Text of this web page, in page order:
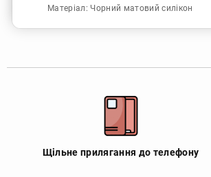
Матеріал: Чорний матовий силікон
Щільне прилягання до телефону